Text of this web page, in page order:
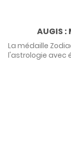
AUGIS :
La médaille
l'astrologie avec
pièce un porte-